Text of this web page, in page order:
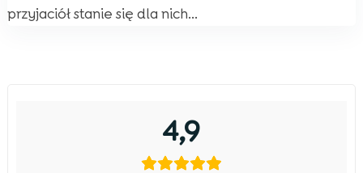
przyjaciół stanie się dla nich...
4,9